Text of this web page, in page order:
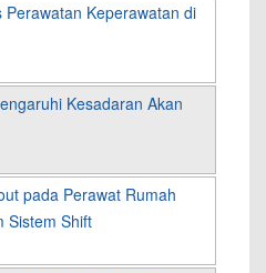
Keperawatan di
Kesadaran Akan
pada Perawat Rumah
Sistem Shift